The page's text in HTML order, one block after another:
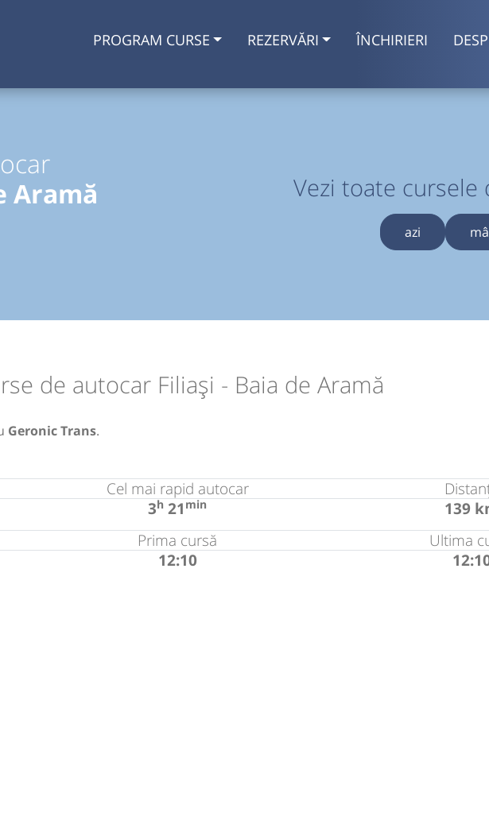
PROGRAM CURSE REZERVĂRI ÎNCHIRIERI
Aramă
Vezi toate cursele
azi
de autocar Filiași - Baia de Aramă
Geronic Trans.
Cel mai rapid autocar
3h 21min
139
Prima cursă
12:10
Ultima